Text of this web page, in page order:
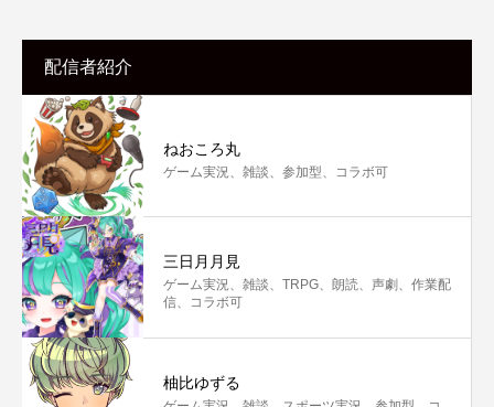
配信者紹介
ねおころ丸
ゲーム実況、雑談、参加型、コラボ可
三日月月見
ゲーム実況、雑談、TRPG、朗読、声劇、作業配
信、コラボ可
柚比ゆずる